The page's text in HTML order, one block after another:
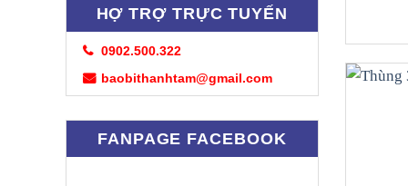
HỢ TRỢ TRỰC TUYẾN
0902.500.322
baobithanhtam@gmail.com
FANPAGE FACEBOOK